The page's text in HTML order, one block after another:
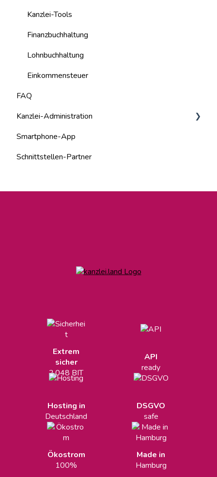
Kanzlei-Tools
Finanzbuchhaltung
Lohnbuchhaltung
Einkommensteuer
FAQ
Kanzlei-Administration
Kanzlei-Mitarbeiter
Systemadministration
Smartphone-App
Schnittstellen-Partner
Extrem
sicher
2.048 BIT
API
ready
Hosting in
Deutschland
DSGVO
safe
Ökostrom
100%
Made in
Hamburg